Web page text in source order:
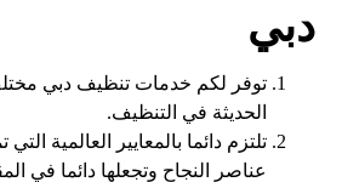
دبي
توفر لكم خدمات تنظيف دبي
الحديثة في التنظيف.
تلتزم دائما بالمعايير العالمية
عناصر النجاح وتجعلها دائما في